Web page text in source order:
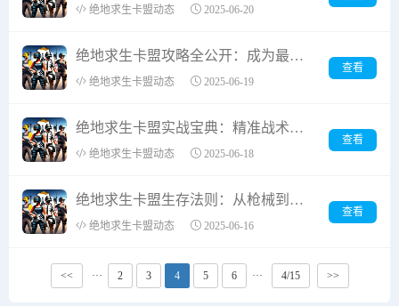
绝地求生卡盟动态 2025-06-20
绝地求生卡盟攻略全公开：成为最强玩家的必争之地
绝地求生卡盟动态 2025-06-19
查看
绝地求生卡盟实战宝典：精准战术与生存智慧的完美融合
绝地求生卡盟动态 2025-06-18
查看
绝地求生卡盟生存法则：从枪械到战术的制胜指南
绝地求生卡盟动态 2025-06-16
查看
<< ··· 2 3 4 5 6 ··· 4/15 >>